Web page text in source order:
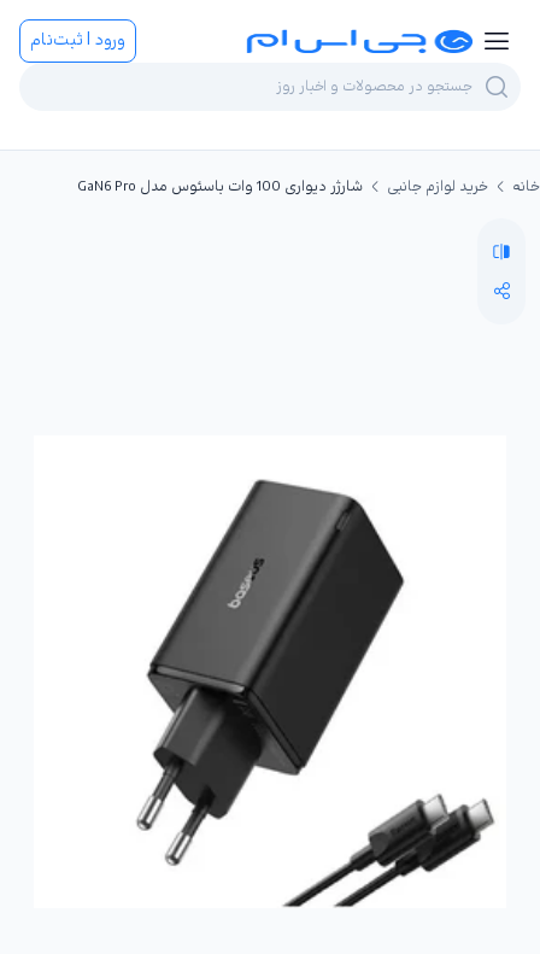
ورود | ثبت‌نام
خانه خرید لوازم جانبی شارژر دیواری 100 وات باسئوس مدل GaN6 Pro